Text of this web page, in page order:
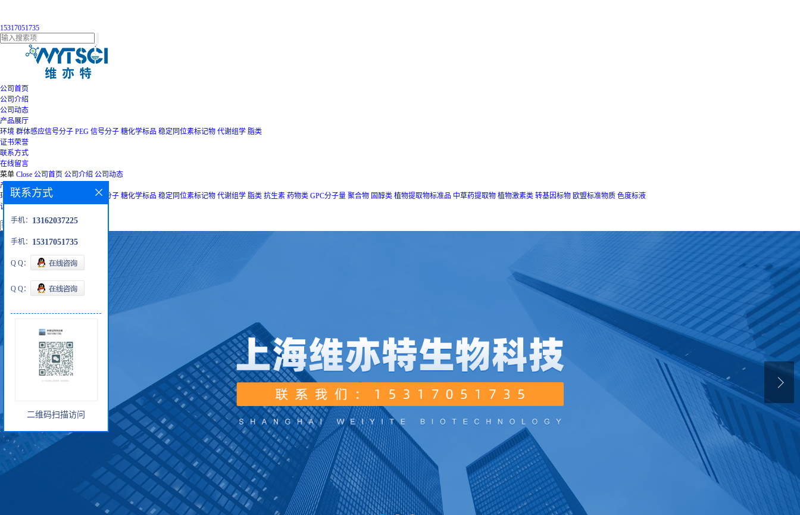
15317051735
公司首页
公司介绍
公司动态
产品展厅
环境 群体感应信号分子 PEG 信号分子 糖化学标品 稳定同位素标记物 代谢组学 脂类
证书荣誉
联系方式
在线留言
菜单 Close 公司首页 公司介绍 公司动态
产品展厅
环境 群体感应信号分子 信号分子 糖化学标品 稳定同位素标记物 代谢组学 脂类 抗生素 药物类 GPC分子量 聚合物 固醇类 植物提取物标准品 中草药提取物 植物激素类 转基因标物 欧盟标准物质 色度标液
证书荣誉 联系方式 在线留言
联系方式
手机： 13162037225
手机： 15317051735
Q Q：
Q Q：
二维码扫描访问